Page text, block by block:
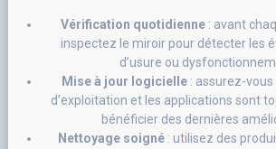
Vérification quotidienne : avant
inspectez le miroir pour détecter les
d’usure ou
Mise à jour logicielle: assurez-vous
d’exploitation et les applications sont
bénéficier des dernières
Nettoyage soigné : utilisez des